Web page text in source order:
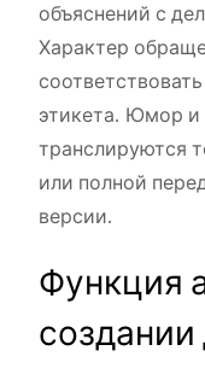
объяснений с
Характер
этикета. Юмор и
транслируются
или полной
версии.
Функция